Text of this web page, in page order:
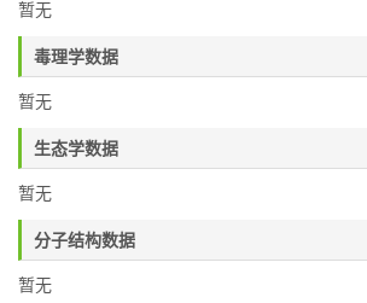
暂无
毒理学数据
暂无
生态学数据
暂无
分子结构数据
暂无